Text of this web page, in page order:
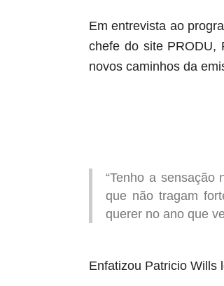
Em entrevista ao
chefe do site PRODU,
novos caminhos da
“Tenho a
que não tragam
querer no ano que
Enfatizou Patricio Wills